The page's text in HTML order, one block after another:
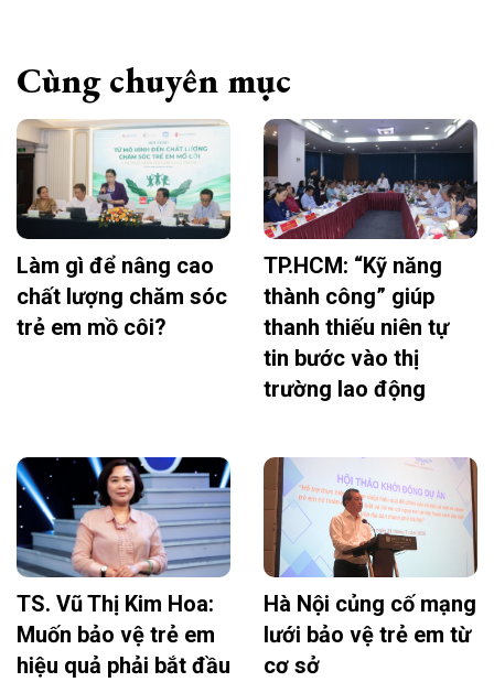
Cùng chuyên mục
Làm gì để nâng cao
chất lượng chăm sóc
trẻ em mồ côi?
TP.HCM: “Kỹ năng
thành công” giúp
thanh thiếu niên tự
tin bước vào thị
trường lao động
TS. Vũ Thị Kim Hoa:
Muốn bảo vệ trẻ em
hiệu quả phải bắt đầu
Hà Nội củng cố mạng
lưới bảo vệ trẻ em từ
cơ sở